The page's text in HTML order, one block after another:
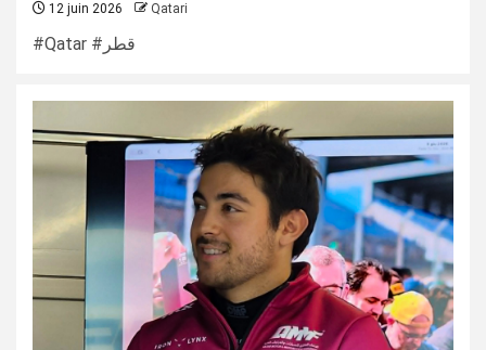
12 juin 2026 Qatari
#Qatar #قطر